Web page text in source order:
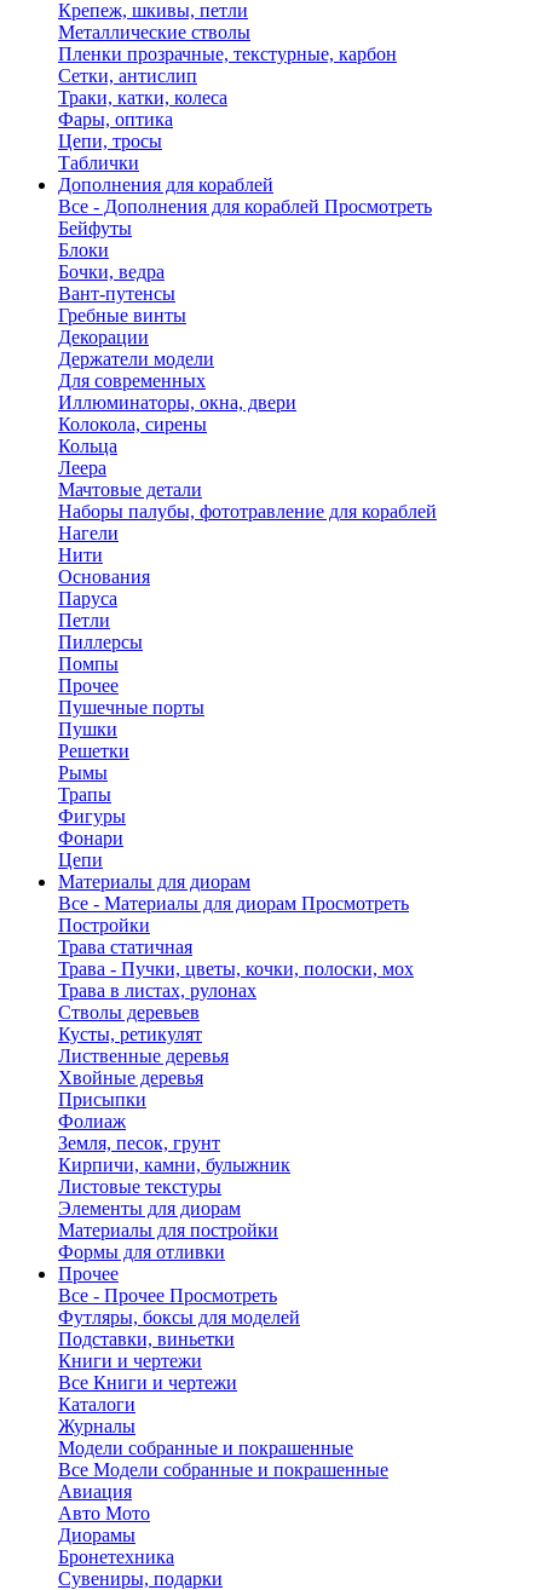
Крепеж, шкивы, петли
Металлические стволы
Пленки прозрачные, текстурные, карбон
Сетки, антислип
Траки, катки, колеса
Фары, оптика
Цепи, тросы
Таблички
Дополнения для кораблей
Все - Дополнения для кораблей Просмотреть
Бейфуты
Блоки
Бочки, ведра
Вант-путенсы
Гребные винты
Декорации
Держатели модели
Для современных
Иллюминаторы, окна, двери
Колокола, сирены
Кольца
Леера
Мачтовые детали
Наборы палубы, фототравление для кораблей
Нагели
Нити
Основания
Паруса
Петли
Пиллерсы
Помпы
Прочее
Пушечные порты
Пушки
Решетки
Рымы
Трапы
Фигуры
Фонари
Цепи
Материалы для диорам
Все - Материалы для диорам Просмотреть
Постройки
Трава статичная
Трава - Пучки, цветы, кочки, полоски, мох
Трава в листах, рулонах
Стволы деревьев
Кусты, ретикулят
Лиственные деревья
Хвойные деревья
Присыпки
Фолиаж
Земля, песок, грунт
Кирпичи, камни, булыжник
Листовые текстуры
Элементы для диорам
Материалы для постройки
Формы для отливки
Прочее
Все - Прочее Просмотреть
Футляры, боксы для моделей
Подставки, виньетки
Книги и чертежи
Все Книги и чертежи
Каталоги
Журналы
Модели собранные и покрашенные
Все Модели собранные и покрашенные
Авиация
Авто Мото
Диорамы
Бронетехника
Сувениры, подарки